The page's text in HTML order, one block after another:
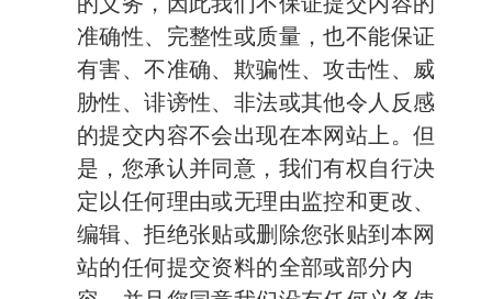
准确性、完整性或质量，也不能保证
有害、不准确、欺骗性、攻击性、威
胁性、诽谤性、非法或其他令人反感
的提交内容不会出现在本网站上。但
是，您承认并同意，我们有权自行决
定以任何理由或无理由监控和更改、
编辑、拒绝张贴或删除您张贴到本网
站的任何提交资料的全部或部分内